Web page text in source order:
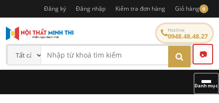
Đăng ký Đăng nhập Kiểm tra đơn hàng Giỏ hàng 0
📷
Hotline
0948.48.48.27
Danh mục